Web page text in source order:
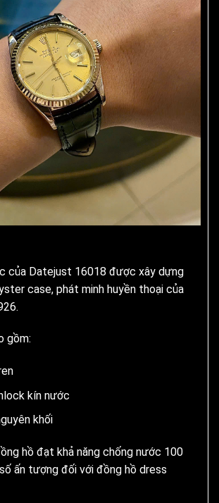
của Datejust 16018 được xây dựng
case, phát minh huyền thoại của
gồm:
kín nước
khối
hồ đạt khả năng chống nước 100
ấn tượng đối với đồng hồ dress